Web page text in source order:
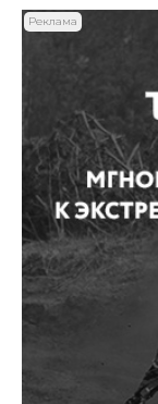
Реклама